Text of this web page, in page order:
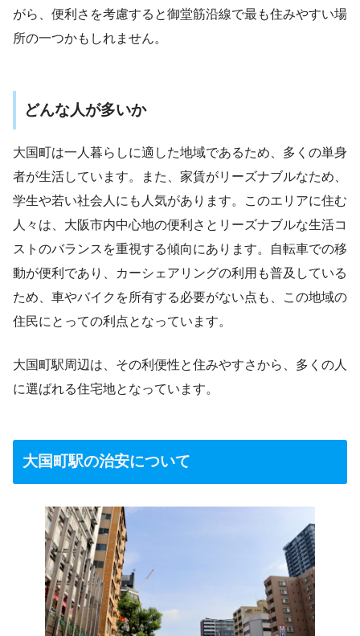
がら、便利さを考慮すると御堂筋沿線で最も住みやすい場
所の一つかもしれません​​。
どんな人が多いか
大国町は一人暮らしに適した地域であるため、多くの単身
者が生活しています。また、家賃がリーズナブルなため、
学生や若い社会人にも人気があります。このエリアに住む
人々は、大阪市内中心地の便利さとリーズナブルな生活コ
ストのバランスを重視する傾向にあります。自転車での移
動が便利であり、カーシェアリングの利用も普及している
ため、車やバイクを所有する必要がない点も、この地域の
住民にとっての利点となっています​​。
大国町駅周辺は、その利便性と住みやすさから、多くの人
に選ばれる住宅地となっています。
大国町駅の治安について